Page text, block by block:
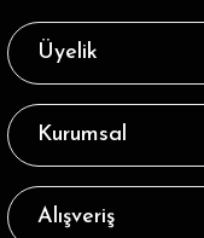
Üyelik
Kurumsal
Alışveriş